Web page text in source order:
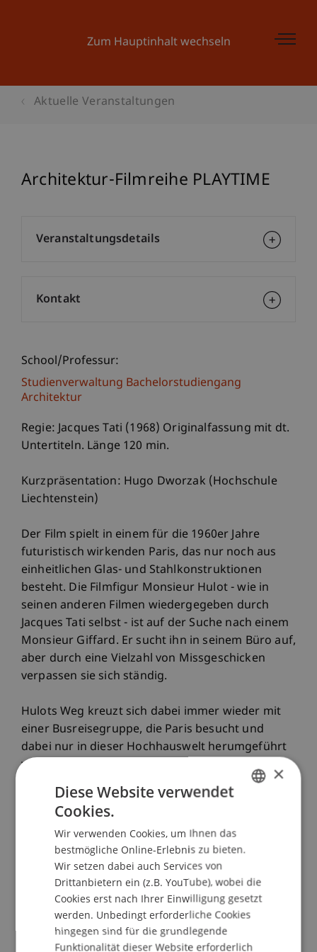
Zum Hauptinhalt wechseln
Aktuelle Veranstaltungen
Architektur-Filmreihe PLAYTIME
School/Professur:
Studienverwaltung Bachelorstudiengang
Architektur
Regie: Jacques Tati (1968) Originalfassung mit dt.
Untertiteln. Länge 120 min.
Kurzpräsentation: Hugo Dworzak (Hochschule
Liechtenstein)
Der Film spielt in einem für die 1960er Jahre
futuristisch wirkenden Paris, das nur noch aus
einheitlichen Glas- und Stahlkonstruktionen
besteht. Die Filmfigur Monsieur Hulot - wie in
seinen anderen Filmen wiedergegeben durch
Jacques Tati selbst - ist auf der Suche nach einem
Monsieur Giffard. Er sucht ihn in seinem Büro auf,
aber durch eine Vielzahl von Missgeschicken
verpassen sie sich ständig.
Hulots Weg kreuzt sich dabei immer wieder mit
einer Busreisegruppe, die Paris besucht und
dabei nur in dieser Hochhauswelt herumgeführt
wird, die überall sonst auch nicht nur stehen
könnte, sondern schon wirklich steht, wie in
einem Reisebüro anhand der Werbefotografien
zu erkennen ist: Jedes Reiseziel wirbt mit dem
gleichen Hochhausfoto, das nur durch einige
touristische Versatzstücke aufgehübscht wird.
Die moderne Welt gleicht sich bis zur
Austauschbarkeit.
Die Modernismuskritik ist ein immer
wiederkehrendes Merkmal der Filme Tatis, in
Veranstaltungsdetails
Kontakt
×
Diese Website verwendet
Cookies.
Wir verwenden Cookies, um Ihnen das
bestmögliche Online-Erlebnis zu bieten.
Wir setzen dabei auch Services von
Drittanbietern ein (z.B. YouTube), wobei die
Cookies erst nach Ihrer Einwilligung gesetzt
werden. Unbedingt erforderliche Cookies
hingegen sind für die grundlegende
Funktionalität dieser Website erforderlich